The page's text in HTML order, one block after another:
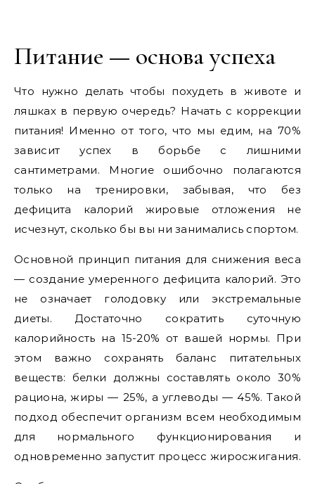
Питание — основа успеха
Что нужно делать чтобы похудеть в животе и
ляшках в первую очередь? Начать с коррекции
питания! Именно от того, что мы едим, на 70%
зависит успех в борьбе с лишними
сантиметрами. Многие ошибочно полагаются
только на тренировки, забывая, что без
дефицита калорий жировые отложения не
исчезнут, сколько бы вы ни занимались спортом.
Основной принцип питания для снижения веса
— создание умеренного дефицита калорий. Это
не означает голодовку или экстремальные
диеты. Достаточно сократить суточную
калорийность на 15-20% от вашей нормы. При
этом важно сохранять баланс питательных
веществ: белки должны составлять около 30%
рациона, жиры — 25%, а углеводы — 45%. Такой
подход обеспечит организм всем необходимым
для нормального функционирования и
одновременно запустит процесс жиросжигания.